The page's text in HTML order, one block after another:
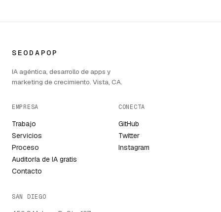
SEODAPOP
IA agéntica, desarrollo de apps y
marketing de crecimiento. Vista, CA.
EMPRESA
Trabajo
Servicios
Proceso
Auditoría de IA gratis
Contacto
CONECTA
GitHub
Twitter
Instagram
SAN DIEGO